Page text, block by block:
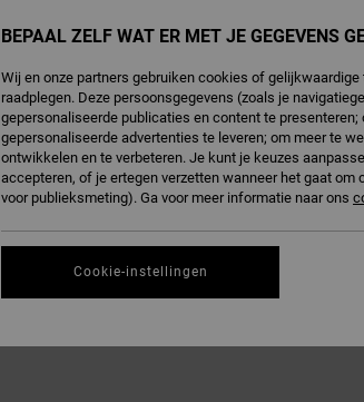
BEPAAL ZELF WAT ER MET JE GEGEVENS
Wij en onze partners gebruiken cookies of
raadplegen. Deze persoonsgegevens (zoals je
gepersonaliseerde publicaties en content te
gepersonaliseerde advertenties te leveren; om meer te
ontwikkelen en te verbeteren. Je kunt je keuzes
accepteren, of je ertegen verzetten wanneer het gaat
voor publieksmeting). Ga voor meer informatie naar ons
Cookie-instellingen